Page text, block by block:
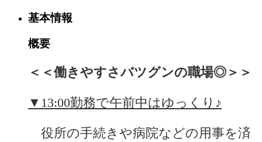
基本情報
概要
＜＜働きやすさバツグンの職場◎＞＞
▼13:00勤務で午前中はゆっくり♪
役所の手続きや病院などの用事を済